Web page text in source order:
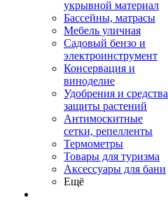
укрывной материал
Бассейны, матрасы
Мебель уличная
Садовый бензо и
электроинструмент
Консервация и
виноделие
Удобрения и средства
защиты растений
Антимоскитные
сетки, репелленты
Термометры
Товары для туризма
Аксессуары для бани
Ещё